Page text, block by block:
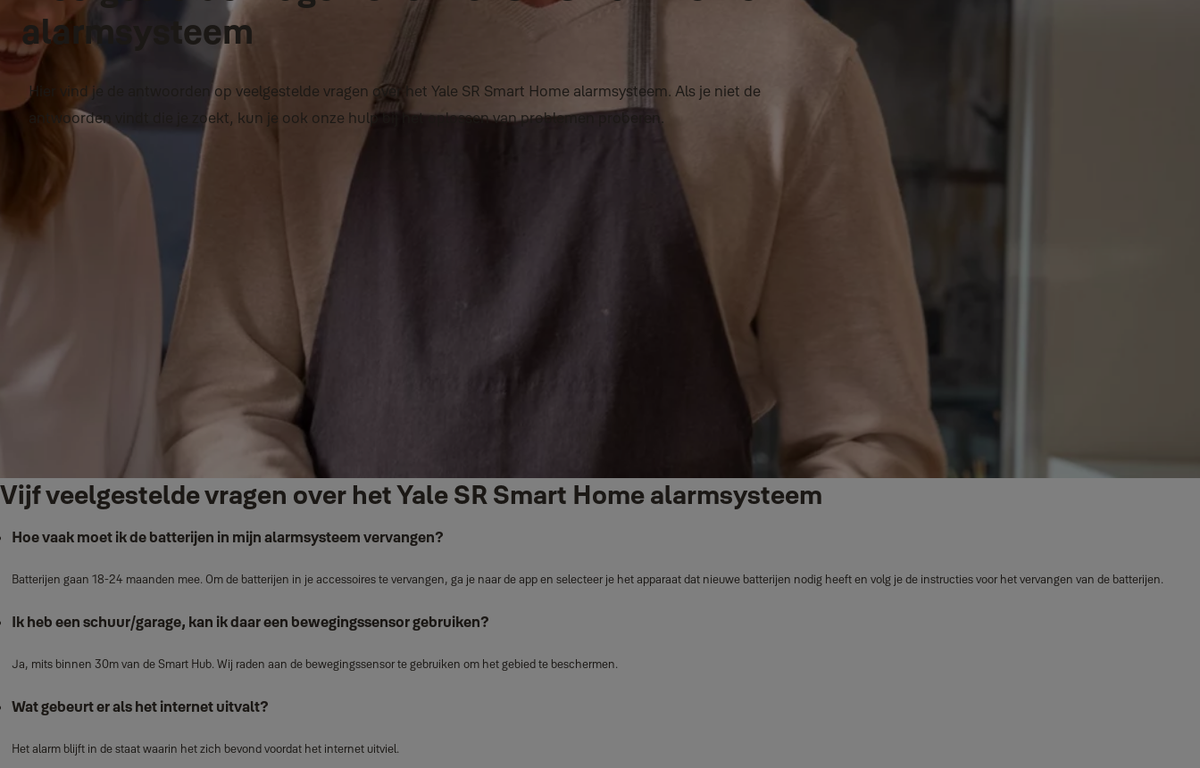
alarmsysteem
Hier vind je de antwoorden op veelgestelde vragen over het Yale SR Smart Home alarmsysteem. Als je niet de
antwoorden vindt die je zoekt, kun je ook onze hulp bij het oplossen van problemen proberen.
Vijf veelgestelde vragen over het Yale SR Smart Home alarmsysteem
Hoe vaak moet ik de batterijen in mijn alarmsysteem vervangen?
Batterijen gaan 18-24 maanden mee. Om de batterijen in je accessoires te vervangen, ga je naar de app en selecteer je het apparaat dat nieuwe batterijen nodig heeft en volg je de instructies voor het vervangen van de batterijen.
Ik heb een schuur/garage, kan ik daar een bewegingssensor gebruiken?
Ja, mits binnen 30m van de Smart Hub. Wij raden aan de bewegingssensor te gebruiken om het gebied te beschermen.
Wat gebeurt er als het internet uitvalt?
Het alarm blijft in de staat waarin het zich bevond voordat het internet uitviel.